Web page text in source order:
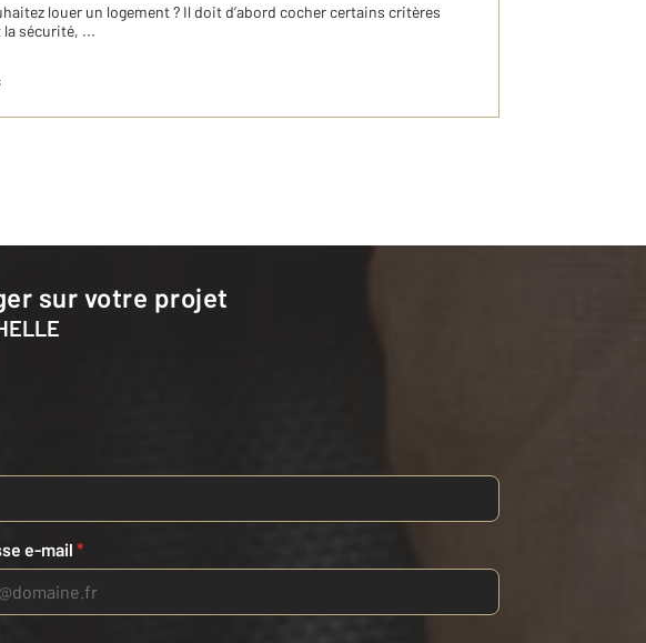
louer un logement ? Il doit d’abord cocher certains critères
sécurité, ...
sur votre projet
e-mail *